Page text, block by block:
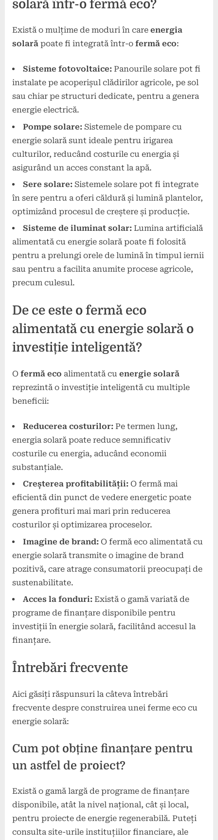
solară într-o fermă eco?
Există o mulțime de moduri în care energia
solară poate fi integrată într-o fermă eco:
Sisteme fotovoltaice: Panourile solare pot fi
instalate pe acoperișul clădirilor agricole, pe sol
sau chiar pe structuri dedicate, pentru a genera
energie electrică.
Pompe solare: Sistemele de pompare cu
energie solară sunt ideale pentru irigarea
culturilor, reducând costurile cu energia și
asigurând un acces constant la apă.
Sere solare: Sistemele solare pot fi integrate
în sere pentru a oferi căldură și lumină plantelor,
optimizând procesul de creștere și producție.
Sisteme de iluminat solar: Lumina artificială
alimentată cu energie solară poate fi folosită
pentru a prelungi orele de lumină în timpul iernii
sau pentru a facilita anumite procese agricole,
precum culesul.
De ce este o fermă eco
alimentată cu energie solară o
investiție inteligentă?
O fermă eco alimentată cu energie solară
reprezintă o investiție inteligentă cu multiple
beneficii:
Reducerea costurilor: Pe termen lung,
energia solară poate reduce semnificativ
costurile cu energia, aducând economii
substanțiale.
Creșterea profitabilității: O fermă mai
eficientă din punct de vedere energetic poate
genera profituri mai mari prin reducerea
costurilor și optimizarea proceselor.
Imagine de brand: O fermă eco alimentată cu
energie solară transmite o imagine de brand
pozitivă, care atrage consumatorii preocupați de
sustenabilitate.
Acces la fonduri: Există o gamă variată de
programe de finanțare disponibile pentru
investiții în energie solară, facilitând accesul la
finanțare.
Întrebări frecvente
Aici găsiți răspunsuri la câteva întrebări
frecvente despre construirea unei ferme eco cu
energie solară:
Cum pot obține finanțare pentru
un astfel de proiect?
Există o gamă largă de programe de finanțare
disponibile, atât la nivel național, cât și local,
pentru proiecte de energie regenerabilă. Puteți
consulta site-urile instituțiilor financiare, ale